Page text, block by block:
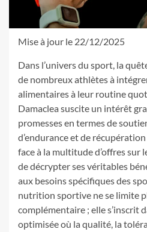
Mise à jour le 22/12/2025
Dans l’univers du sport, la
de nombreux athlètes à
alimentaires à leur routine
Damaclea suscite un intérêt
promesses en termes de
d’endurance et de
face à la multitude d’offres sur
de décrypter ses véritables
aux besoins spécifiques des
nutrition sportive ne se limite
complémentaire ; elle s’inscrit
optimisée où la qualité, la